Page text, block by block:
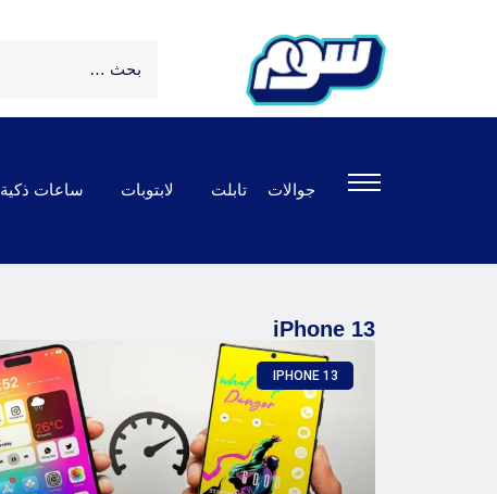
جوالات تابلت لابتوبات ساعات ذكية
iPhone 13
IPHONE 13